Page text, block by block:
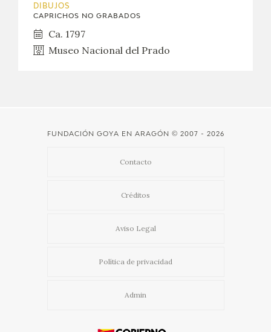
CRONOLOGÍA
EL VIAJE DE GOYA
DIBUJOS
CAPRICHOS NO GRABADOS
Ca. 1797
Museo Nacional del Prado
FUNDACIÓN GOYA EN ARAGÓN © 2007 - 2026
Contacto
Créditos
Aviso Legal
Política de privacidad
Admin